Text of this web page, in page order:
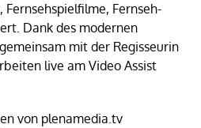
Fernseh-
Dank des modernen
mit der Regisseurin
live am Video Assist
von plenamedia.tv